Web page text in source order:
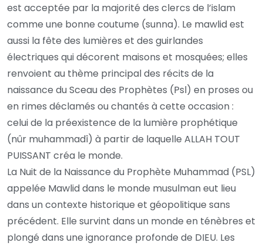
est acceptée par la majorité des clercs de l’islam
comme une bonne coutume (sunna). Le mawlid est
aussi la fête des lumières et des guirlandes
électriques qui décorent maisons et mosquées; elles
renvoient au thème principal des récits de la
naissance du Sceau des Prophètes (Psl) en proses ou
en rimes déclamés ou chantés à cette occasion :
celui de la préexistence de la lumière prophétique
(nûr muhammadî) à partir de laquelle ALLAH TOUT
PUISSANT créa le monde.
La Nuit de la Naissance du Prophète Muhammad (PSL)
appelée Mawlid dans le monde musulman eut lieu
dans un contexte historique et géopolitique sans
précédent. Elle survint dans un monde en ténèbres et
plongé dans une ignorance profonde de DIEU. Les